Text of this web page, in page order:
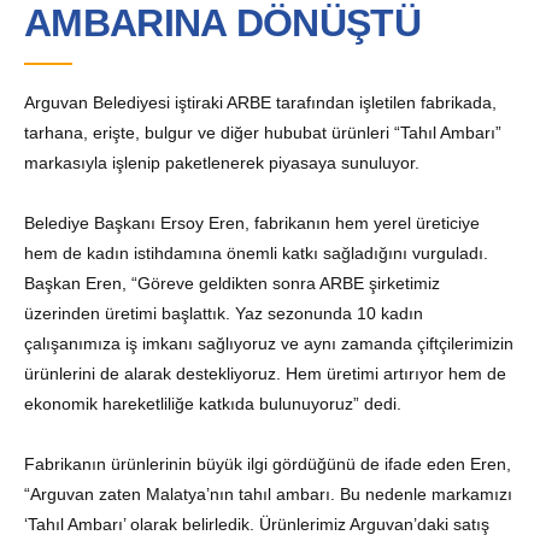
AMBARINA DÖNÜŞTÜ
Arguvan Belediyesi iştiraki ARBE tarafından işletilen fabrikada,
tarhana, erişte, bulgur ve diğer hububat ürünleri “Tahıl Ambarı”
markasıyla işlenip paketlenerek piyasaya sunuluyor.
Belediye Başkanı Ersoy Eren, fabrikanın hem yerel üreticiye
hem de kadın istihdamına önemli katkı sağladığını vurguladı.
Başkan Eren, “Göreve geldikten sonra ARBE şirketimiz
üzerinden üretimi başlattık. Yaz sezonunda 10 kadın
çalışanımıza iş imkanı sağlıyoruz ve aynı zamanda çiftçilerimizin
ürünlerini de alarak destekliyoruz. Hem üretimi artırıyor hem de
ekonomik hareketliliğe katkıda bulunuyoruz” dedi.
Fabrikanın ürünlerinin büyük ilgi gördüğünü de ifade eden Eren,
“Arguvan zaten Malatya’nın tahıl ambarı. Bu nedenle markamızı
‘Tahıl Ambarı’ olarak belirledik. Ürünlerimiz Arguvan’daki satış